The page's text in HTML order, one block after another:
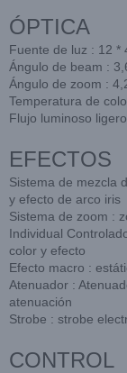
ÓPTICA
Fuente de luz : 12 *
Ángulo de beam :
Ángulo de zoom :
Temperatura de
Flujo luminoso
EFECTOS
Sistema de mezcla
y efecto de arco iris
Sistema de zoom :
Individual
color y efecto
Efecto macro :
Atenuador :
atenuación
Strobe : strobe
CONTROL